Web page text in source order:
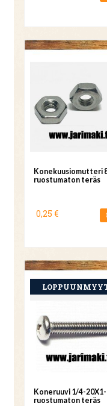
Konekuusiomutteri
ruostumaton teräs
0,25 €
Koneruuvi 1/4-
ruostumaton teräs